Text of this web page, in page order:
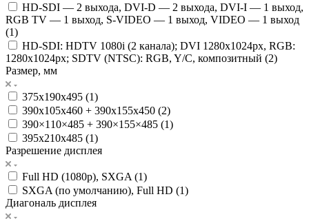
HD-SDI — 2 выхода, DVI-D — 2 выхода, DVI-I — 1 выход,
RGB TV — 1 выход, S-VIDEO — 1 выход, VIDEO — 1 выход
(1)
HD-SDI: HDTV 1080i (2 канала); DVI 1280x1024px, RGB:
1280x1024px; SDTV (NTSC): RGB, Y/C, композитный (2)
Размер, мм
375x190x495 (1)
390x105x460 + 390х155х450 (2)
390×110×485 + 390×155×485 (1)
395x210x485 (1)
Разрешение дисплея
Full HD (1080p), SXGA (1)
SXGA (по умолчанию), Full HD (1)
Диагональ дисплея